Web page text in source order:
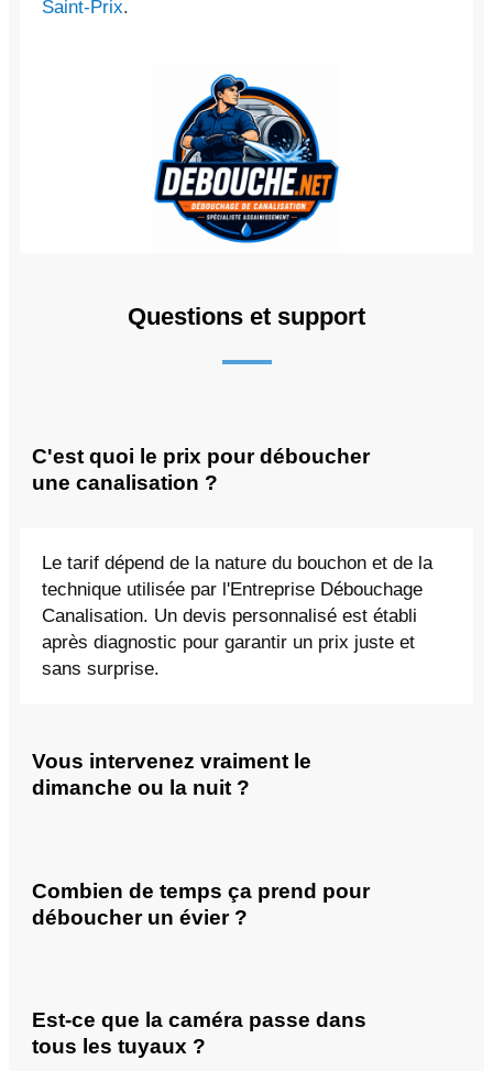
Saint-Prix.
Questions et support
C'est quoi le prix pour déboucher
une canalisation ?
Le tarif dépend de la nature du bouchon et de la
technique utilisée par l'Entreprise Débouchage
Canalisation. Un devis personnalisé est établi
après diagnostic pour garantir un prix juste et
sans surprise.
Vous intervenez vraiment le
dimanche ou la nuit ?
Combien de temps ça prend pour
déboucher un évier ?
Est-ce que la caméra passe dans
tous les tuyaux ?